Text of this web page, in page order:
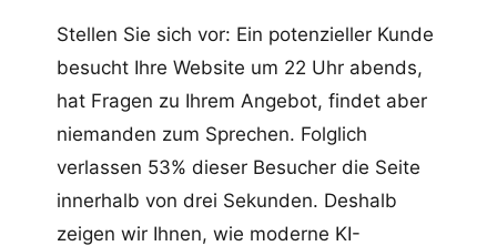
Stellen Sie sich vor: Ein potenzieller Kunde
besucht Ihre Website um 22 Uhr abends,
hat Fragen zu Ihrem Angebot, findet aber
niemanden zum Sprechen. Folglich
verlassen 53% dieser Besucher die Seite
innerhalb von drei Sekunden. Deshalb
zeigen wir Ihnen, wie moderne KI-